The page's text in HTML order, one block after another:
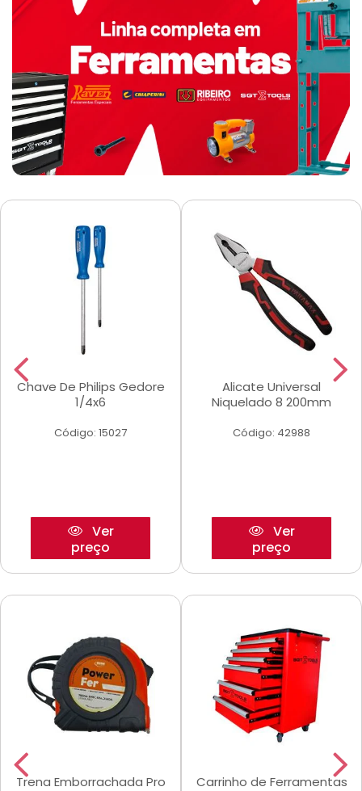
Chave De Philips Gedore
1/4x6
Código: 15027
Ver
preço
Alicate Universal
Niquelado 8 200mm
Código: 42988
Ver
preço
Trena Emborrachada Pro
Carrinho de Ferramentas